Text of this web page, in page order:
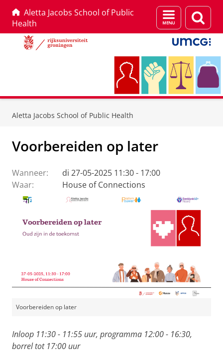
Aletta Jacobs School of Public
Health
Menu
en
zoeken
Aletta Jacobs School of Public Health
Voorbereiden op later
Wanneer:
di 27-05-2025 11:30 - 17:00
Waar:
House of Connections
Voorbereiden op later
Inloop 11:30 - 11:55 uur, programma 12:00 - 16:30,
borrel tot 17:00 uur